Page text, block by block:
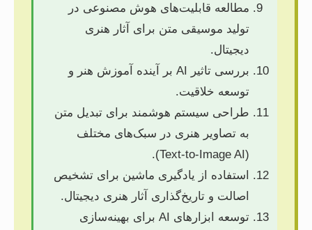
مطالعه قابلیت‌های هوش مصنوعی در
تولید موسیقی متن برای آثار هنری
دیجیتال.
بررسی تاثیر AI بر آینده آموزش هنر و
توسعه خلاقیت.
طراحی سیستم هوشمند برای تبدیل متن
به تصاویر هنری در سبک‌های مختلف
(Text-to-Image AI).
استفاده از یادگیری ماشین برای تشخیص
اصالت و تاریخ‌گذاری آثار هنری دیجیتال.
توسعه ابزارهای AI برای بهینه‌سازی